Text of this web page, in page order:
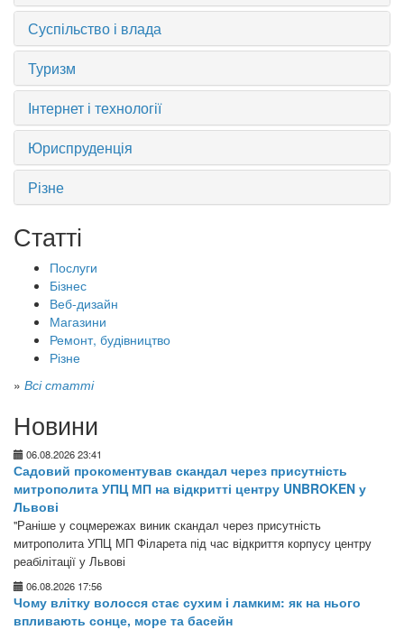
Суспільство і влада
Туризм
Інтернет і технології
Юриспруденція
Різне
Статті
Послуги
Бізнес
Веб-дизайн
Магазини
Ремонт, будівництво
Різне
» Всі статті
Новини
06.08.2026 23:41
Садовий прокоментував скандал через присутність
митрополита УПЦ МП на відкритті центру UNBROKEN у
Львові
"Раніше у соцмережах виник скандал через присутність
митрополита УПЦ МП Філарета під час відкриття корпусу центру
реабілітації у Львові
06.08.2026 17:56
Чому влітку волосся стає сухим і ламким: як на нього
впливають сонце, море та басейн